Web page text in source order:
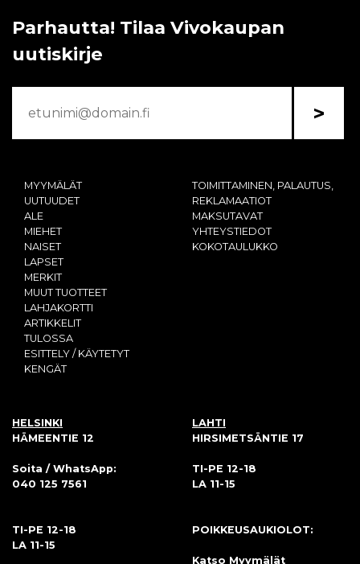
Parhautta! Tilaa Vivokaupan
uutiskirje
>
MYYMÄLÄT
UUTUUDET
ALE
MIEHET
NAISET
LAPSET
MERKIT
MUUT TUOTTEET
LAHJAKORTTI
ARTIKKELIT
TULOSSA
ESITTELY / KÄYTETYT
KENGÄT
TOIMITTAMINEN, PALAUTUS,
REKLAMAATIOT
MAKSUTAVAT
YHTEYSTIEDOT
KOKOTAULUKKO
HELSINKI
HÄMEENTIE 12
Soita / WhatsApp:
040 125 7561
TI-PE 12-18
LA 11-15
LAHTI
HIRSIMETSÄNTIE 17
TI-PE 12-18
LA 11-15
POIKKEUSAUKIOLOT:
Katso Myymälät